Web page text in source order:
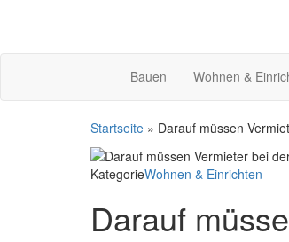
Bauen Wohnen &
Startseite » Darauf müssen
KategorieWohnen & Einrichten
Darauf